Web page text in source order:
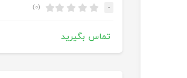
- (۰)
تماس بگیرید